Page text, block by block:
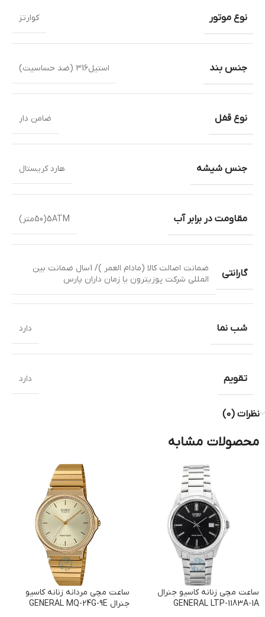
نوع موتور کوارتز
جنس بند استیل316 (ضد حساسیت)
نوع قفل ضامن دار
جنس شیشه هارد کریستال
مقاومت در برابر آب 5ATM(50متر)
گارانتی
ضمانت اصالت کالا (مادام العمر )/ 1سال ضمانت بین
المللی شرکت پوزیترون یا زمان داران پارس
شب نما دارد
تقویم دارد
نظرات (0)
محصولات مشابه
ساعت مچی زنانه کاسیو جنرال
GENERAL LTP-1183A-1A
ساعت مچی مردانه زنانه کاسیو
جنرال GENERAL MQ-24G-9E